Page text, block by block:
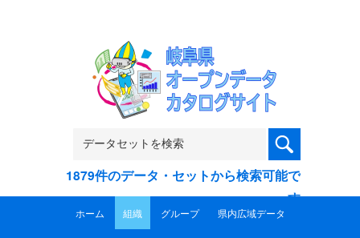
1879件のデータ・セットから検索可能で
す
ホーム 組織 グループ 県内広域データ